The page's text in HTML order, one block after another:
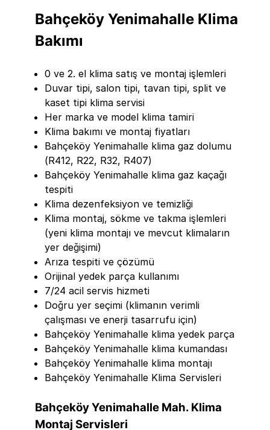
Bahçeköy Yenimahalle Klima
Bakımı
0 ve 2. el klima satış ve montaj işlemleri
Duvar tipi, salon tipi, tavan tipi, split ve
kaset tipi klima servisi
Her marka ve model klima tamiri
Klima bakımı ve montaj fiyatları
Bahçeköy Yenimahalle klima gaz dolumu
(R412, R22, R32, R407)
Bahçeköy Yenimahalle klima gaz kaçağı
tespiti
Klima dezenfeksiyon ve temizliği
Klima montaj, sökme ve takma işlemleri
(yeni klima montajı ve mevcut klimaların
yer değişimi)
Arıza tespiti ve çözümü
Orijinal yedek parça kullanımı
7/24 acil servis hizmeti
Doğru yer seçimi (klimanın verimli
çalışması ve enerji tasarrufu için)
Bahçeköy Yenimahalle klima yedek parça
Bahçeköy Yenimahalle klima kumandası
Bahçeköy Yenimahalle klima montajı
Bahçeköy Yenimahalle Klima Servisleri
Bahçeköy Yenimahalle Mah. Klima
Montaj Servisleri